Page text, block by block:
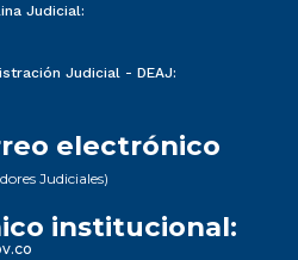
Judicial:
Judicial - DEAJ:
electrónico
Judiciales)
institucional: